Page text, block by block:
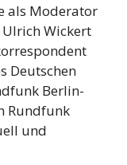
als Moderator
Ulrich Wickert
Deutschen
Berlin-
Rundfunk
und